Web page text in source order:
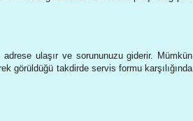
ulaşır ve sorununuzu giderir. Mümkün
görüldüğü takdirde servis formu karşılığında